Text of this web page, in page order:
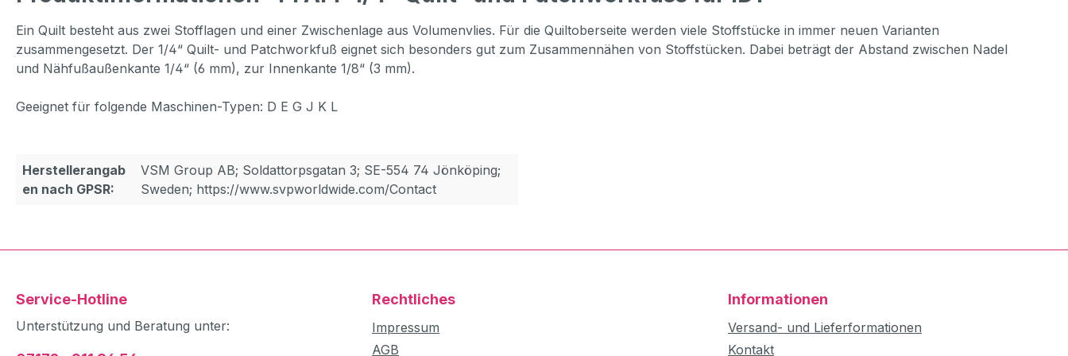
Ein Quilt besteht aus zwei Stofflagen und einer Zwischenlage aus Volumenvlies. Für die Quiltoberseite werden viele Stoffstücke in immer neuen Varianten
zusammengesetzt. Der 1/4“ Quilt- und Patchworkfuß eignet sich besonders gut zum Zusammennähen von Stoffstücken. Dabei beträgt der Abstand zwischen Nadel
und Nähfußaußenkante 1/4“ (6 mm), zur Innenkante 1/8“ (3 mm).
Geeignet für folgende Maschinen-Typen: D E G J K L
Herstellerangab
en nach GPSR:
VSM Group AB; Soldattorpsgatan 3; SE-554 74 Jönköping;
Sweden; https://www.svpworldwide.com/Contact
Service-Hotline
Unterstützung und Beratung unter:
Rechtliches
Impressum
AGB
Informationen
Versand- und Lieferformationen
Kontakt